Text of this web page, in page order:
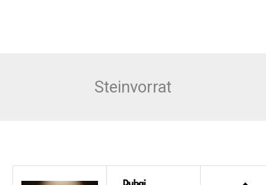
Steinvorrat